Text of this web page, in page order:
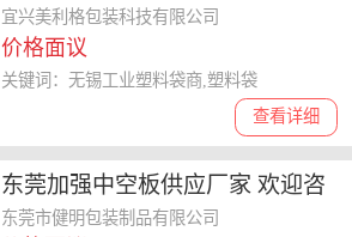
格包装科技供应
宜兴美利格包装科技有限公司
价格面议
查看详细
关键词：无锡工业塑料袋商,塑料袋
东莞加强中空板供应厂家 欢迎咨
询 东莞市健明包装制品供应
东莞市健明包装制品有限公司